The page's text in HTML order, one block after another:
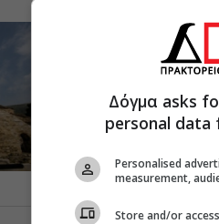
Εκατονταπυλιανή:
φανερές πύλες –
παραμένει αόρατη
Η Παναγία
όμως, ονομάζεται
Δόγμα asks
personal data
Personalised
measurement,
Store and/or